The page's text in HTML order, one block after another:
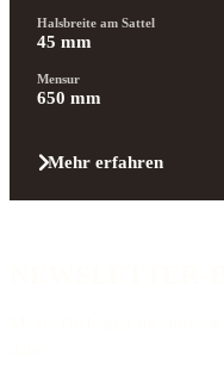
Halsbreite am Sattel
45 mm
Mensur
650 mm
Mehr erfahren